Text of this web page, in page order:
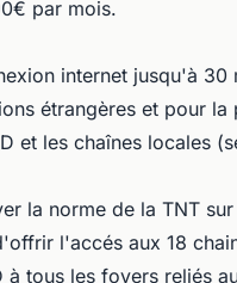
par mois.
internet jusqu'à 30
étrangères et pour la
et les chaînes locales
la norme de la TNT
l'accés aux 18
tous les foyers reliés